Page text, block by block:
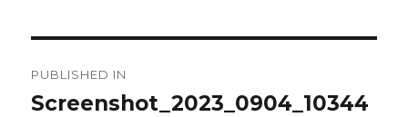
pos
PUBLISHED IN
Screenshot_2023_0904_10344